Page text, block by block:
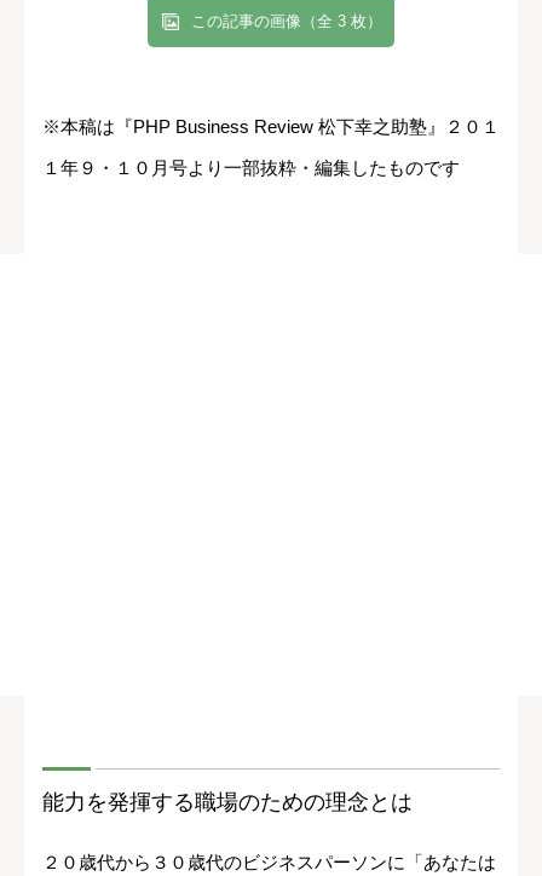
この記事の画像（全 3 枚）
※本稿は『PHP Business Review 松下幸之助塾』２０１
１年９・１０月号より一部抜粋・編集したものです
能力を発揮する職場のための理念とは
２０歳代から３０歳代のビジネスパーソンに「あなたは